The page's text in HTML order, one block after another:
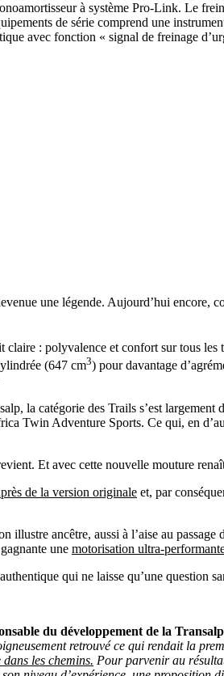
à système Pro-Link. Le
de série comprend une
avec fonction « signal de freinage
une légende. Aujourd’hui
claire : polyvalence et confort sur tous
(647 cm3) pour davantage
la catégorie des Trails s’est
Twin Adventure Sports. Ce qui, en
Et avec cette nouvelle mouture
de la version originale et, par
illustre ancêtre, aussi à l’aise au
une motorisation ultra-
qui ne laisse qu’une question
du développement de la
retrouvé ce qui rendait la
les chemins. Pour parvenir au